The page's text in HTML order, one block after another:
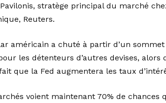
stratège principal du marché
Reuters.
américain a chuté à partir d’un
les détenteurs d’autres devises,
que la Fed augmentera les taux
voient maintenant 70% de chances